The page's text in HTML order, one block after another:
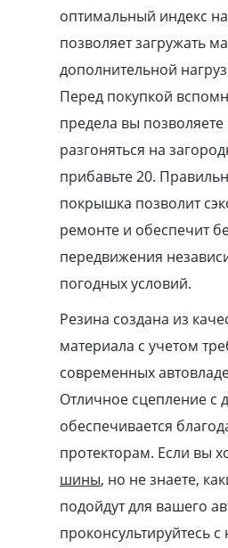
оптимальный индекс
позволяет загружать
дополнительной
Перед покупкой
предела вы позволяете
разгоняться на
прибавьте 20.
покрышка позволит
ремонте и обеспечит
передвижения
погодных условий.
Резина создана из
материала с учетом
современных
Отличное сцепление с
обеспечивается
протекторам. Если вы
шины, но не знаете,
подойдут для вашего
проконсультируйтесь